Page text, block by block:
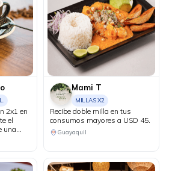
2x1 en
el
una
al
o
Mami T
MILLAS X2
Recibe doble milla en tus
consumos mayores a USD 45.
Guayaquil